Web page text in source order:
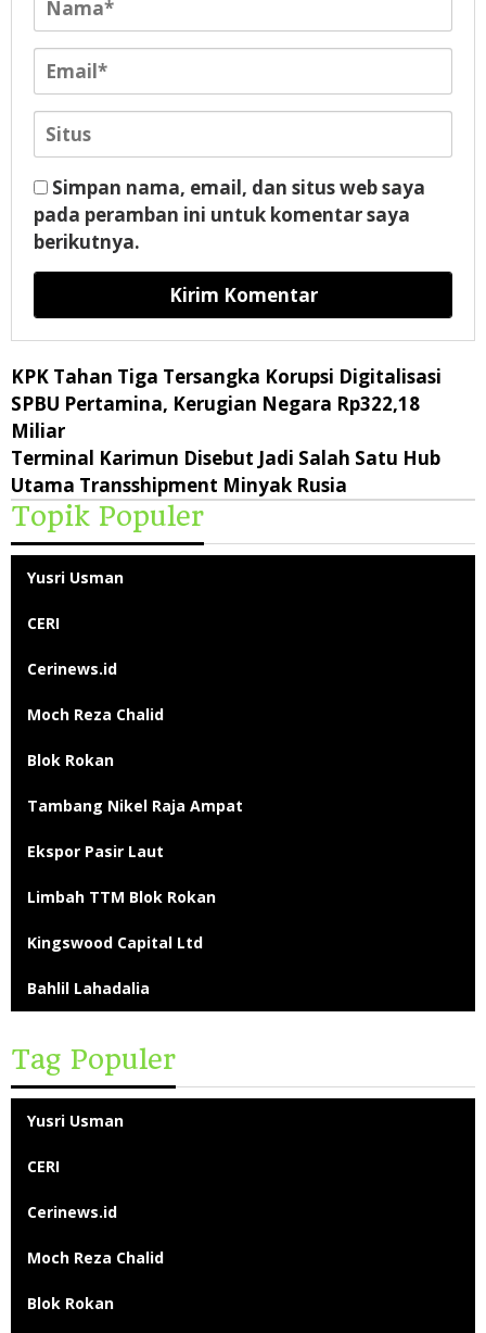
Simpan nama, email, dan situs web saya
pada peramban ini untuk komentar saya
berikutnya.
KPK Tahan Tiga Tersangka Korupsi Digitalisasi
SPBU Pertamina, Kerugian Negara Rp322,18
Miliar
Terminal Karimun Disebut Jadi Salah Satu Hub
Utama Transshipment Minyak Rusia
Topik Populer
Yusri Usman
CERI
Cerinews.id
Moch Reza Chalid
Blok Rokan
Tambang Nikel Raja Ampat
Ekspor Pasir Laut
Limbah TTM Blok Rokan
Kingswood Capital Ltd
Bahlil Lahadalia
Tag Populer
Yusri Usman
CERI
Cerinews.id
Moch Reza Chalid
Blok Rokan